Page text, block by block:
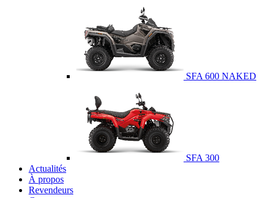
SFA 600 NAKED
SFA 300
Actualités
À propos
Revendeurs